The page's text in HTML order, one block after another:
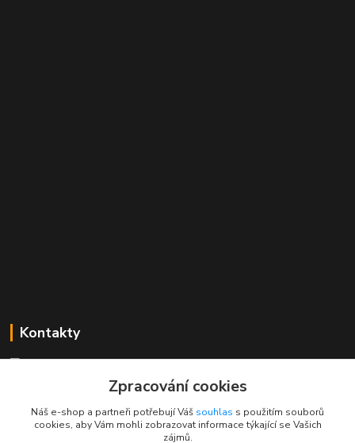
Kontakty
+420 725 613 837
info@rajklubicek.cz
Zpracování cookies
Náš e-shop a partneři potřebují Váš souhlas s použitím souborů
cookies, aby Vám mohli zobrazovat informace týkající se Vašich
zájmů.